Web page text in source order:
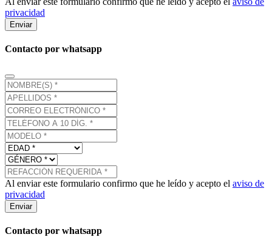
privacidad
Enviar
Contacto por whatsapp
Al enviar este formulario confirmo que he leído y acepto el aviso de
privacidad
Enviar
Contacto por whatsapp